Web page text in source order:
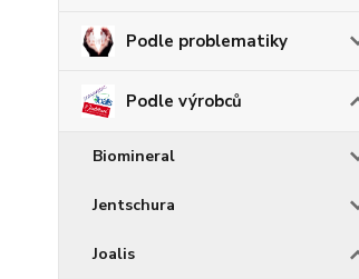
Podle problematiky
Podle výrobců
Biomineral
Jentschura
Joalis